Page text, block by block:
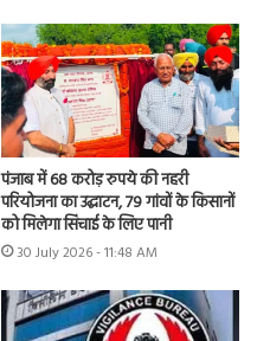
पंजाब में 68 करोड़ रुपये की नहरी
परियोजना का उद्घाटन, 79 गांवों के किसानों
को मिलेगा सिंचाई के लिए पानी
30 July 2026 - 11:48 AM